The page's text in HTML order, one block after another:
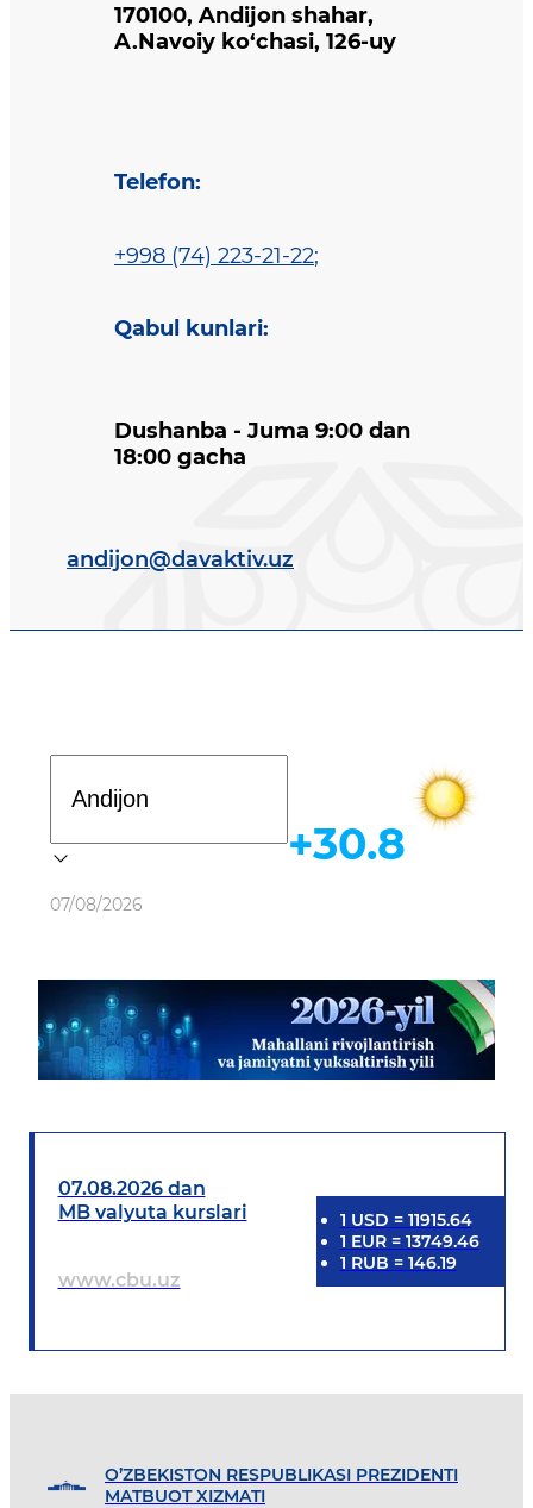
170100, Andijon shahar,
A.Navoiy ko‘chasi, 126-uy
Telefon:
+998 (74) 223-21-22;
Qabul kunlari:
Dushanba - Juma 9:00 dan
18:00 gacha
andijon@davaktiv.uz
Ob-havo
07/08/2026
+30.8
07.08.2026 dan
MB valyuta kurslari
www.cbu.uz
1 USD = 11915.64
1 EUR= 13749.46
1 RUB = 146.19
O’ZBEKISTON RESPUBLIKASI PREZIDENTI
MATBUOT XIZMATI